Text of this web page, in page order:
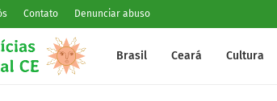
Contato Denunciar abuso
Brasil Ceará Cultura